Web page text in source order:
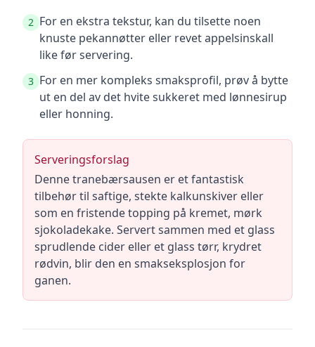
2 For en ekstra tekstur, kan du tilsette noen
knuste pekannøtter eller revet appelsinskall
like før servering.
3 For en mer kompleks smaksprofil, prøv å bytte
ut en del av det hvite sukkeret med lønnesirup
eller honning.
Serveringsforslag
Denne tranebærsausen er et fantastisk
tilbehør til saftige, stekte kalkunskiver eller
som en fristende topping på kremet, mørk
sjokoladekake. Servert sammen med et glass
sprudlende cider eller et glass tørr, krydret
rødvin, blir den en smakseksplosjon for
ganen.